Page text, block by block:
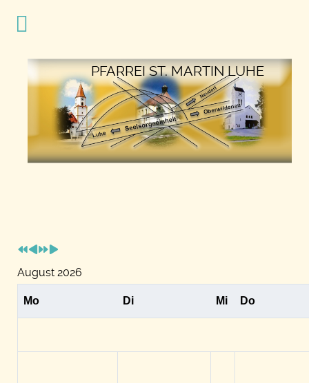
PFARREI ST. MARTIN LUHE
August 2026
Mo Di Mi Do